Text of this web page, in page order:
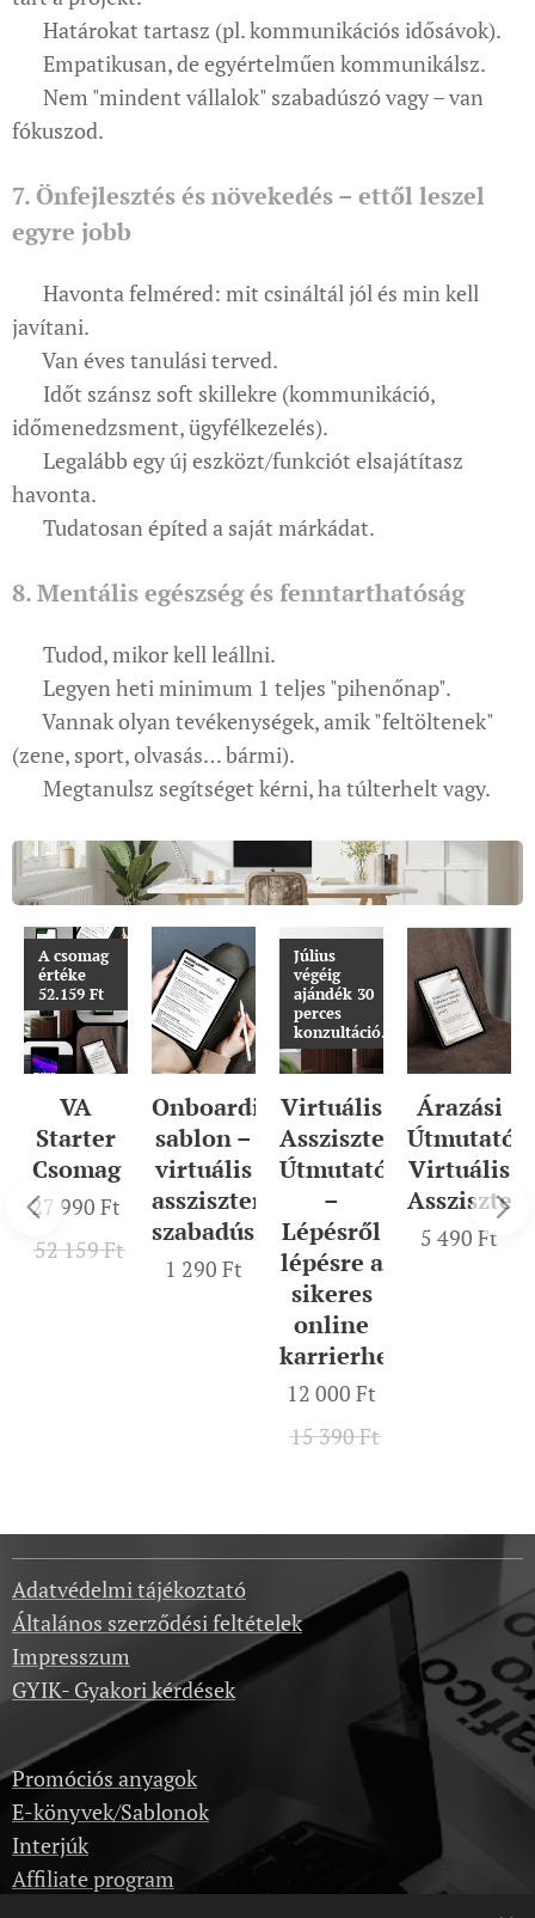
✔ Határokat tartasz (pl. kommunikációs idősávok).
✔ Empatikusan, de egyértelműen kommunikálsz.
✔ Nem "mindent vállalok" szabadúszó vagy – van
fókuszod.
7. Önfejlesztés és növekedés – ettől leszel
egyre jobb
✔ Havonta felméred: mit csináltál jól és min kell
javítani.
✔ Van éves tanulási terved.
✔ Időt szánsz soft skillekre (kommunikáció,
időmenedzsment, ügyfélkezelés).
✔ Legalább egy új eszközt/funkciót elsajátítasz
havonta.
✔ Tudatosan építed a saját márkádat.
8. Mentális egészség és fenntarthatóság
✔ Tudod, mikor kell leállni.
✔ Legyen heti minimum 1 teljes "pihenőnap".
✔ Vannak olyan tevékenységek, amik "feltöltenek"
(zene, sport, olvasás… bármi).
✔ Megtanulsz segítséget kérni, ha túlterhelt vagy.
VA
Starter
Csomag
A csomag
értéke
52.159 Ft
27 990 Ft
52 159Ft
Onboarding
sablon –
virtuális
asszisztenseknek/
szabadúszóknak
1 290 Ft
Virtuális
Asszisztens
Útmutató
–
Lépésről
lépésre a
sikeres
online
karrierhez
Július
végéig
ajándék 30
perces
konzultáció.
12 000 Ft
15 390Ft
Árazási
Útmutató
Virtuális
5 490 Ft
Adatvédelmi tájékoztató
Általános szerződési feltételek
Impresszum
GYIK- Gyakori kérdések
Promóciós anyagok
E-könyvek/Sablonok
Interjúk
Affiliate program